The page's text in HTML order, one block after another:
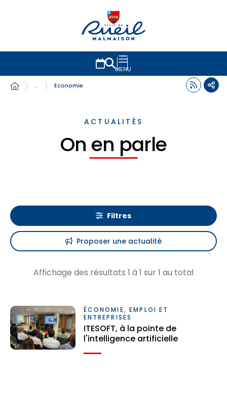
MENU
…
Économie
ACTUALITÉS
On en parle
Filtres
Proposer une actualité
Affichage des résultats 1 à 1 sur1 au total
ÉCONOMIE, EMPLOI ET
ENTREPRISES
ITESOFT, à la pointe de
l'intelligence artificielle